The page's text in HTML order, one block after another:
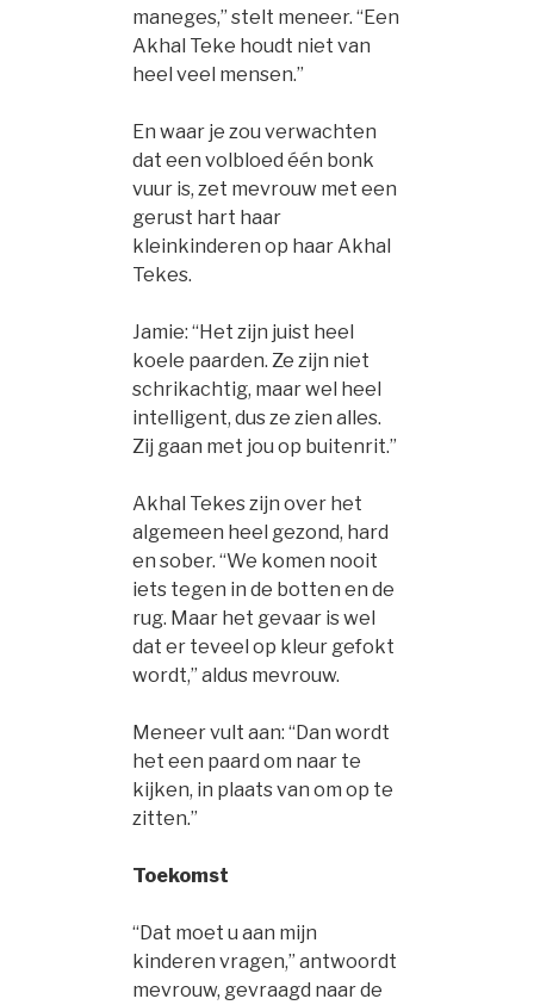
maneges,” stelt meneer. “Een
Akhal Teke houdt niet van
heel veel mensen.”
En waar je zou verwachten
dat een volbloed één bonk
vuur is, zet mevrouw met een
gerust hart haar
kleinkinderen op haar Akhal
Tekes.
Jamie: “Het zijn juist heel
koele paarden. Ze zijn niet
schrikachtig, maar wel heel
intelligent, dus ze zien alles.
Zij gaan met jou op buitenrit.”
Akhal Tekes zijn over het
algemeen heel gezond, hard
en sober. “We komen nooit
iets tegen in de botten en de
rug. Maar het gevaar is wel
dat er teveel op kleur gefokt
wordt,” aldus mevrouw.
Meneer vult aan: “Dan wordt
het een paard om naar te
kijken, in plaats van om op te
zitten.”
Toekomst
“Dat moet u aan mijn
kinderen vragen,” antwoordt
mevrouw, gevraagd naar de